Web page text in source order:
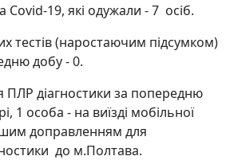
Covid-19, які одужали - 7 осіб.
тестів (наростаючим підсумком)
добу - 0.
ПЛР діагностики за попередню
1 особа - на виїзді мобільної
доправленням для
до м.Полтава.